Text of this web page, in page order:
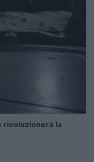
rivoluzionerà la